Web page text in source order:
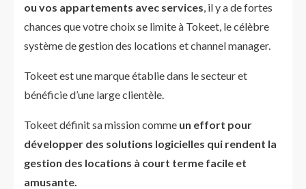
ou vos appartements avec services, il y a de fortes
chances que votre choix se limite à Tokeet, le célèbre
système de gestion des locations et channel manager.
Tokeet est une marque établie dans le secteur et
bénéficie d’une large clientèle.
Tokeet définit sa mission comme un effort pour
développer des solutions logicielles qui rendent la
gestion des locations à court terme facile et
amusante.